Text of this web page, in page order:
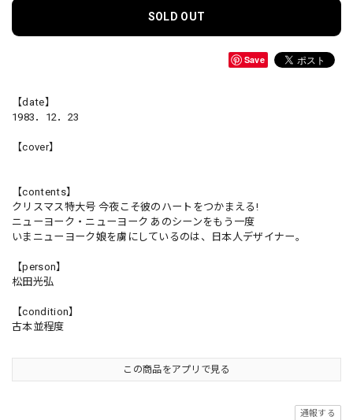
SOLD OUT
Save
【date】
1983．12．23
【cover】
【contents】
クリスマス特大号 今夜こそ彼のハートをつかまえる!
ニューヨーク・ニューヨーク あのシーンをもう一度
いまニューヨーク娘を虜にしているのは、日本人デザイナー。
【person】
松田光弘
【condition】
古本並程度
この商品をアプリで見る
通報する